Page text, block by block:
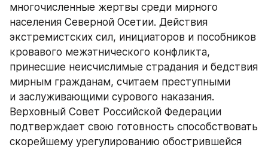
многочисленные жертвы среди мирного
населения Северной Осетии. Действия
экстремистских сил, инициаторов и пособников
кровавого межэтнического конфликта,
принесшие неисчислимые страдания и бедствия
мирным гражданам, считаем преступными
и заслуживающими сурового наказания.
Верховный Совет Российской Федерации
подтверждает свою готовность способствовать
скорейшему урегулированию обострившейся